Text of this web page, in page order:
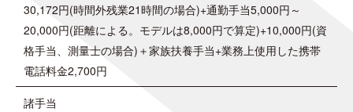
30,172円(時間外残業21時間の場合)+通勤手当5,000円～
20,000円(距離による。モデルは8,000円で算定)+10,000円(資
格手当、測量士の場合)＋家族扶養手当+業務上使用した携帯
電話料金2,700円
諸手当